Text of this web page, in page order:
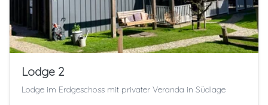
Lodge 2
Lodge im Erdgeschoss mit privater Veranda in Südlage